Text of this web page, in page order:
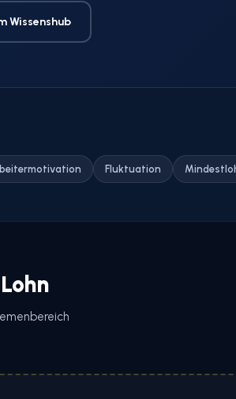
Wissenshub
Fluktuation